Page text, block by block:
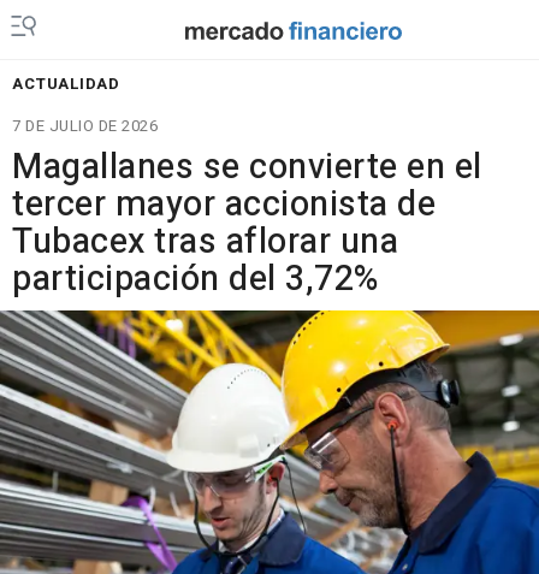
ACTUALIDAD
7 DE JULIO DE 2026
Magallanes se convierte en el
tercer mayor accionista de
Tubacex tras aflorar una
participación del 3,72%